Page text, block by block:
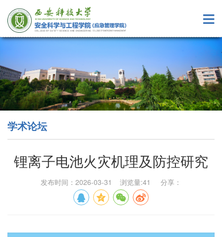
学术论坛
锂离子电池火灾机理及防控研究
发布时间：2026-03-31 浏览量:41 分享：